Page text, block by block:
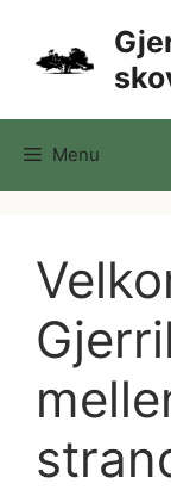
indhold
Menu